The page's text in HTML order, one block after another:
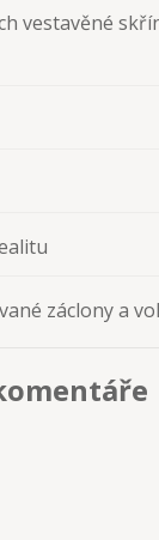
vestavěné
záclony a